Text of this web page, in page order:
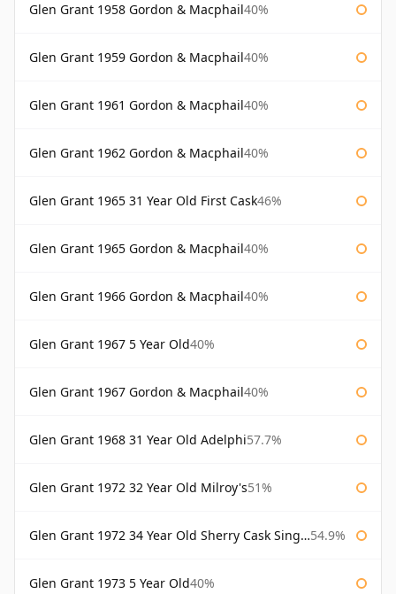
Glen Grant 1958 Gordon & Macphail40%
Glen Grant 1959 Gordon & Macphail40%
Glen Grant 1961 Gordon & Macphail40%
Glen Grant 1962 Gordon & Macphail40%
Glen Grant 1965 31 Year Old First Cask46%
Glen Grant 1965 Gordon & Macphail40%
Glen Grant 1966 Gordon & Macphail40%
Glen Grant 1967 5 Year Old40%
Glen Grant 1967 Gordon & Macphail40%
Glen Grant 1968 31 Year Old Adelphi57.7%
Glen Grant 1972 32 Year Old Milroy's51%
Glen Grant 1972 34 Year Old Sherry Cask Single Malts of Scotland 54.9%
Glen Grant 1973 5 Year Old40%